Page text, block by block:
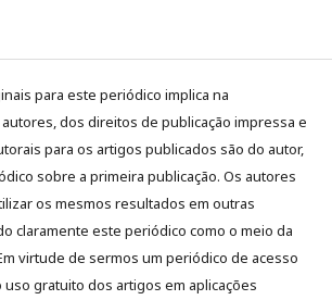
para este periódico implica na
dos direitos de publicação impressa e
para os artigos publicados são do autor,
sobre a primeira publicação. Os autores
os mesmos resultados em outras
claramente este periódico como o meio da
virtude de sermos um periódico de acesso
gratuito dos artigos em aplicações